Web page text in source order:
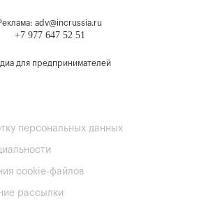
adv@incrussia.ru
+7 977 647 52 51
для предпринимателей
персональных данных
cookie-файлов
рассылки